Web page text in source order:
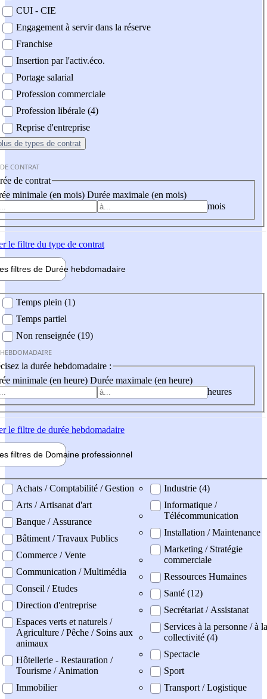
CUI - CIE
Engagement à servir dans la réserve
Franchise
Insertion par l'activ.éco.
Portage salarial
Profession commerciale
Profession libérale (4)
Reprise d'entreprise
de types de contrat
CONTRAT
de contrat
minimale (en mois) Durée maximale (en mois)
mois
le filtre du type de contrat
filtres de Durée hebdomadaire
Temps plein (1)
Temps partiel
Non renseignée (19)
la durée hebdomadaire :
minimale (en heure) Durée maximale (en heure)
heures
le filtre de durée hebdomadaire
filtres de Domaine professionnel
professionel
Achats / Comptabilité / Gestion
Arts / Artisanat d'art
Banque / Assurance
Bâtiment / Travaux Publics
Commerce / Vente
Communication / Multimédia
Conseil / Etudes
Direction d'entreprise
Espaces verts et naturels /
Agriculture / Pêche / Soins aux
animaux
Hôtellerie - Restauration /
Tourisme / Animation
Immobilier
Industrie (4)
Informatique /
Télécommunication
Installation / Maintenance
Marketing / Stratégie
commerciale
Ressources Humaines
Santé (12)
Secrétariat / Assistanat
Services à la personne / à la
collectivité (4)
Spectacle
Sport
Transport / Logistique